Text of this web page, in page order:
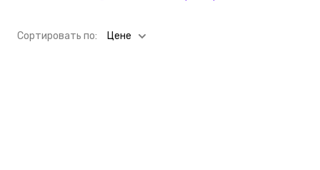
Cортировать по: Цене